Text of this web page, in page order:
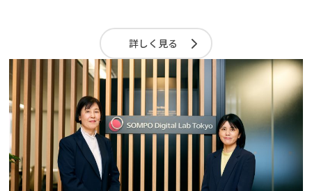
詳しく見る